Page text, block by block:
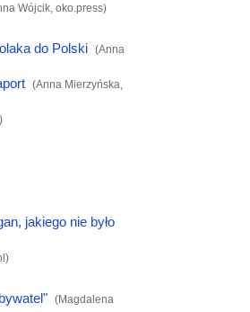
Wójcik, oko.press)
do Polski (Anna
(Anna Mierzyńska,
)
jakiego nie było
)
(Magdalena